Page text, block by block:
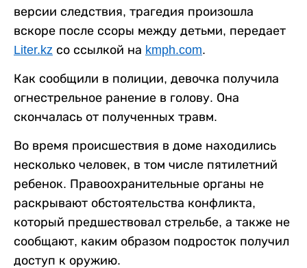
версии следствия, трагедия произошла
вскоре после ссоры между детьми, передает
Liter.kz со ссылкой на kmph.com.
Как сообщили в полиции, девочка получила
огнестрельное ранение в голову. Она
скончалась от полученных травм.
Во время происшествия в доме находились
несколько человек, в том числе пятилетний
ребенок. Правоохранительные органы не
раскрывают обстоятельства конфликта,
который предшествовал стрельбе, а также не
сообщают, каким образом подросток получил
доступ к оружию.